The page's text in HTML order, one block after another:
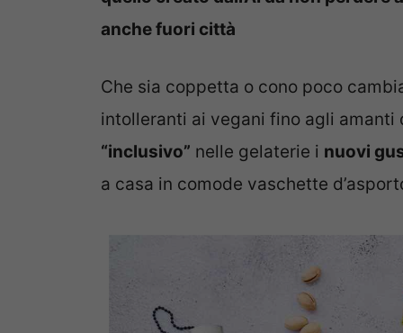
anche fuori città
Che sia coppetta o cono poco
intolleranti ai vegani fino agli
“inclusivo” nelle gelaterie i nuovi
a casa in comode vaschette